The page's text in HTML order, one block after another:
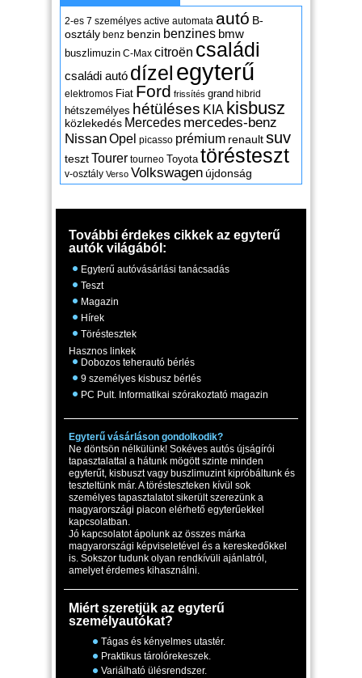
2-es 7 személyes active automata autó B-
osztály benz benzin benzines bmw
buszlimuzin C-Max citroën családi
családi autó dízel egyterű
elektromos Fiat Ford frissítés grand hibrid
hétszemélyes hétüléses KIA kisbusz
közlekedés Mercedes mercedes-benz
NissanOpel picasso prémium renaultsuv
tesztTourer tourneo Toyota törésteszt
v-osztály Verso Volkswagen újdonság
További érdekes cikkek az egyterű
autók világából:
Egyterű autóvásárlási tanácsadás
Teszt
Magazin
Hírek
Töréstesztek
Hasznos linkek
Dobozos teherautó bérlés
9 személyes kisbusz bérlés
PC Pult. Informatikai szórakoztató magazin
Egyterű vásárláson gondolkodik?
Ne döntsön nélkülünk! Sokéves autós újságírói
tapasztalattal a hátunk mögött szinte minden
egyterűt, kisbuszt vagy buszlimuzint kipróbáltunk és
teszteltünk már. A törésteszteken kívül sok
személyes tapasztalatot sikerült szerezünk a
magyarországi piacon elérhető egyterűekkel
kapcsolatban.
Jó kapcsolatot ápolunk az összes márka
magyarországi képviseletével és a kereskedőkkel
is. Sokszor tudunk olyan rendkívüli ajánlatról,
amelyet érdemes kihasználni.
Miért szeretjük az egyterű
személyautókat?
Tágas és kényelmes utastér.
Praktikus tárolórekeszek.
Variálható ülésrendszer.